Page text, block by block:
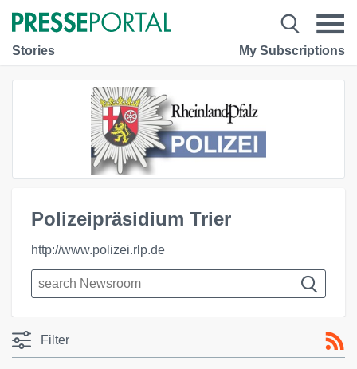
Stories My Subscriptions
Polizeipräsidium Trier
http://www.polizei.rlp.de
Filter